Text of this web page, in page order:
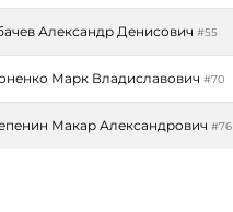
Александр Денисович #55
Марк Владиславович #70
Макар Александрович #76